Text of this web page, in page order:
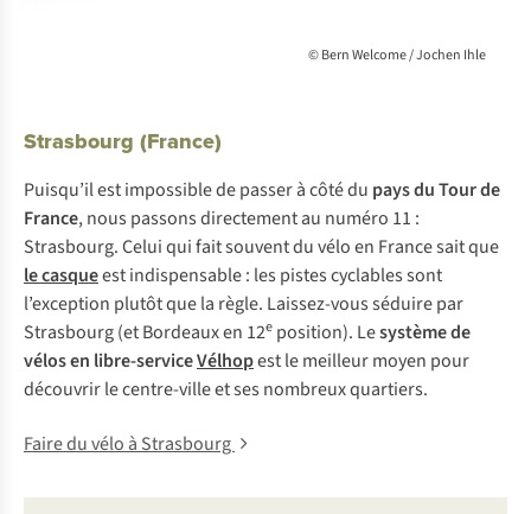
© Bern Welcome / Jochen Ihle
Strasbourg (France)
Puisqu’il est impossible de passer à côté du pays du Tour de
France, nous passons directement au numéro 11 :
Strasbourg. Celui qui fait souvent du vélo en France sait que
le casqueest indispensable : les pistes cyclables sont
l’exception plutôt que la règle. Laissez-vous séduire par
Strasbourg (et Bordeaux en 12e position). Lesystème de
vélos en libre-serviceVélhopest le meilleur moyen pour
découvrir le centre-ville et ses nombreux quartiers.
Faire du vélo à Strasbourg